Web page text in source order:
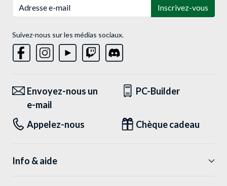
Inscrivez-vous
Suivez-nous sur les médias sociaux.
Envoyez-nous un
e-mail
PC-Builder
Appelez-nous Chèque cadeau
Info & aide